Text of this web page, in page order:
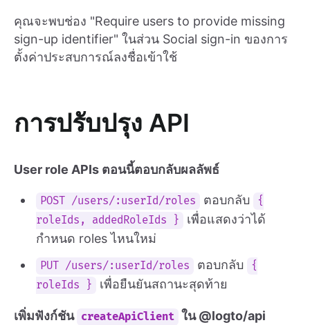
คุณจะพบช่อง "Require users to provide missing
sign-up identifier" ในส่วน Social sign-in ของการ
ตั้งค่าประสบการณ์ลงชื่อเข้าใช้
การปรับปรุง API
User role APIs ตอนนี้ตอบกลับผลลัพธ์
POST /users/:userId/roles ตอบกลับ
{
roleIds, addedRoleIds }
เพื่อแสดงว่าได้
กำหนด roles ไหนใหม่
PUT /users/:userId/roles ตอบกลับ
{
roleIds }
เพื่อยืนยันสถานะสุดท้าย
เพิ่มฟังก์ชัน createApiClient ใน @logto/api